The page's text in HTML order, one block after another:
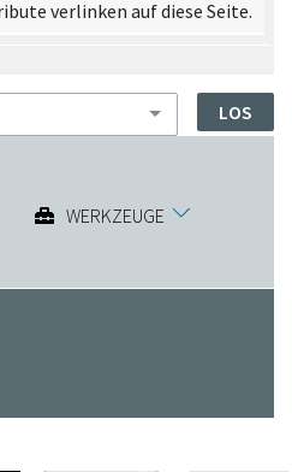
verlinken auf diese Seite.
WERKZEUGE